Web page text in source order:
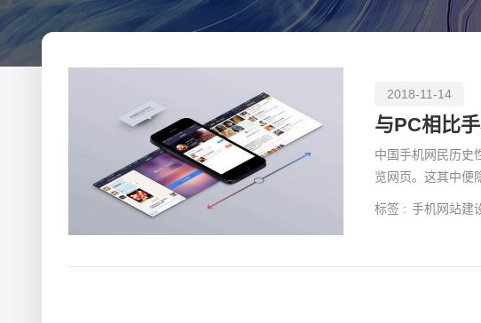
能，保持网站的活力和吸引力。手机网站还可以与各类第三方应用进
据信息，提升用户体验和企业竞争力，还能够实现数据的实时更新和
2018-11-14
与PC相比
中国手机网民历史
览网页。这其中便
标签 : 手机网站建